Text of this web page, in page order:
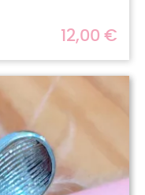
12,00 €